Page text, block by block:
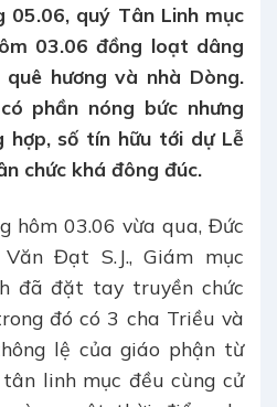
05.06, quý Tân Linh mục
03.06 đồng loạt dâng
hương và nhà Dòng.
phần nóng bức nhưng
số tín hữu tới dự Lễ
chức khá đông đúc.
hôm 03.06 vừa qua, Đức
Đạt S.J., Giám mục
đã đặt tay truyền chức
đó có 3 cha Triều và
lệ của giáo phận từ
linh mục đều cùng cử